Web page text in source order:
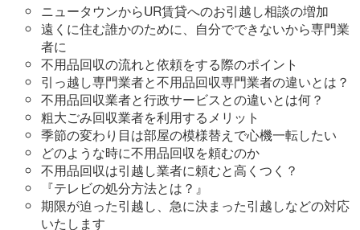
ニュータウンからUR賃貸へのお引越し相談の増加
遠くに住む誰かのために、自分でできないから専門業
者に
不用品回収の流れと依頼をする際のポイント
引っ越し専門業者と不用品回収専門業者の違いとは？
不用品回収業者と行政サービスとの違いとは何？
粗大ごみ回収業者を利用するメリット
季節の変わり目は部屋の模様替えで心機一転したい
どのような時に不用品回収を頼むのか
不用品回収は引越し業者に頼むと高くつく？
『テレビの処分方法とは？』
期限が迫った引越し、急に決まった引越しなどの対応
いたします